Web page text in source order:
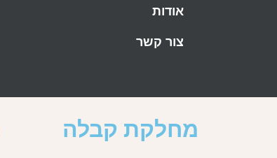
אודות
צור קשר
מחלקת קבלה